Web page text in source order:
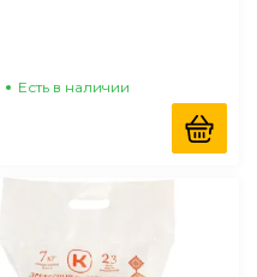
Есть в наличии